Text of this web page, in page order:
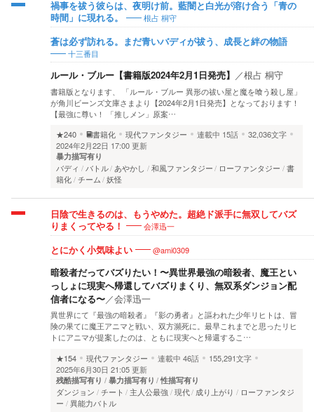
禍事を祓う彼らは、夜明け前。藍闇と白光が溶け合う「青の
時間」に現れる。
根占 桐守
蒼は必ず訪れる。まだ青いバディが祓う、成長と絆の物語
十三番目
ルール・ブルー【書籍版2024年2月1日発売】 ／根占 桐守
書籍版となります、 「ルール・ブルー 異形の祓い屋と魔を喰う殺し屋」
が角川ビーンズ文庫さまより【2024年2月1日発売】となっております！
【最強に尊い！ 「推しメン」原案…
★240
書籍化 現代ファンタジー 連載中 15話
32,036文字
2024年2月22日 17:00 更新
暴力描写有り
バディ バトル あやかし 和風ファンタジー ローファンタジー
書
籍化 チーム 妖怪
日陰で生きるのは、もうやめた。超絶ド派手に無双してバズ
りまくってやる！
会澤迅一
とにかく小気味よい @ami0309
暗殺者だってバズりたい！〜異世界最強の暗殺者、魔王とい
っしょに現実へ帰還してバズりまくり、無双系ダンジョン配
信者になる〜／会澤迅一
異世界にて『最強の暗殺者』『影の勇者』と謳われた少年リヒトは、冒
険の果てに魔王アニマと戦い、双方瀕死に。最早これまでと思ったリヒ
トにアニマが提案したのは、ともに現実へと帰還するこ…
★154
現代ファンタジー 連載中 46話
155,291文字
2025年6月30日 21:05 更新
残酷描写有り 暴力描写有り 性描写有り
ダンジョン チート 主人公最強 現代 成り上がり
ローファンタジ
ー
異能力バトル